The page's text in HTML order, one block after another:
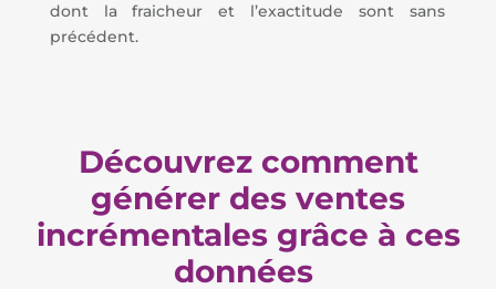
dont la fraicheur et l’exactitude sont sans
précédent.
Découvrez comment
générer des ventes
incrémentales grâce à ces
données